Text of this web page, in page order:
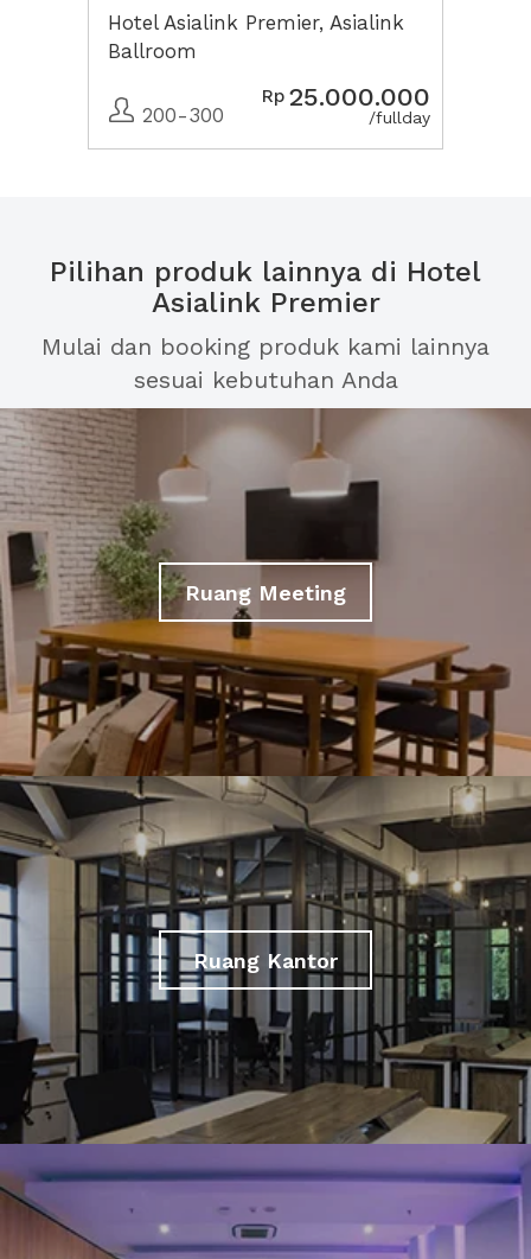
Hotel Asialink Premier, Asialink
Ballroom
200-300
Rp 25.000.000
/fullday
Pilihan produk lainnya di Hotel
Asialink Premier
Mulai dan booking produk kami lainnya
sesuai kebutuhan Anda
Ruang Meeting
Ruang Kantor